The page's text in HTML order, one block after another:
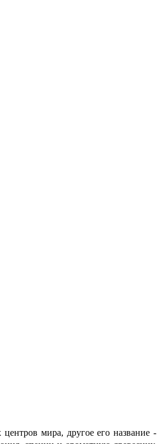
мира, другое его название -